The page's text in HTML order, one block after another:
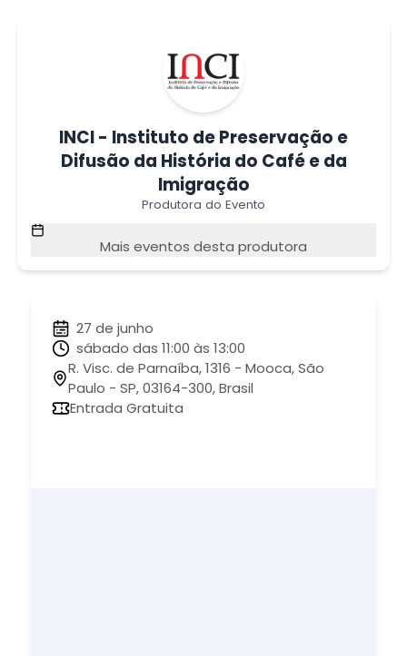
INCI - Instituto de Preservação e
Difusão da História do Café e da
Imigração
Produtora do Evento
Mais eventos desta produtora
27 de junho
sábado das 11:00 às 13:00
R. Visc. de Parnaíba, 1316 - Mooca, São
Paulo - SP, 03164-300, Brasil
Entrada Gratuita